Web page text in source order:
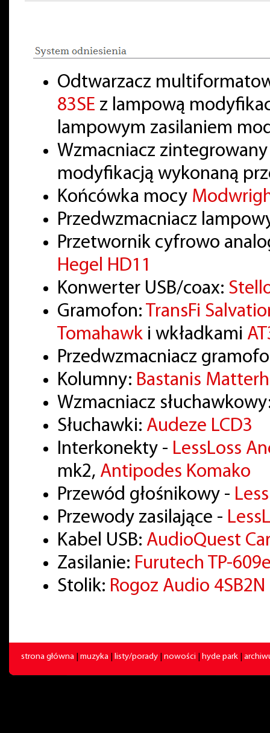
Odtwarzacz
83SE z lampową
lampowym zasilaniem
Wzmacniacz
modyfikacją wykonaną
Końcówka mocy
Przedwzmacniacz
Przetwornik cyfrowo
Hegel HD11
Konwerter USB/coax:
Gramofon: TransFi
Tomahawk i wkładkami
Przedwzmacniacz
Kolumny: Bastanis
Wzmacniacz
Słuchawki: Audeze LCD3
Interkonekty - LessLoss
mk2, Antipodes Komako
Przewód głośnikowy -
Przewody zasilające -
Kabel USB: AudioQuest
Zasilanie: Furutech TP-
Stolik: Rogoz Audio 4SB2N
strona główna muzyka listy/porady nowości hyde park